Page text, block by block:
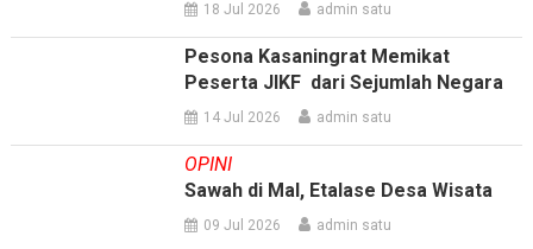
18 Jul 2026 admin satu
Pesona Kasaningrat Memikat
Peserta JIKF dari Sejumlah Negara
14 Jul 2026 admin satu
OPINI
Sawah di Mal, Etalase Desa Wisata
09 Jul 2026 admin satu